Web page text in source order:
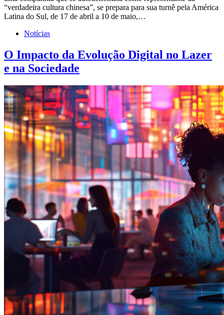
“verdadeira cultura chinesa”, se prepara para sua turnê pela América
Latina do Sul, de 17 de abril a 10 de maio,…
Notícias
O Impacto da Evolução Digital no Lazer
e na Sociedade